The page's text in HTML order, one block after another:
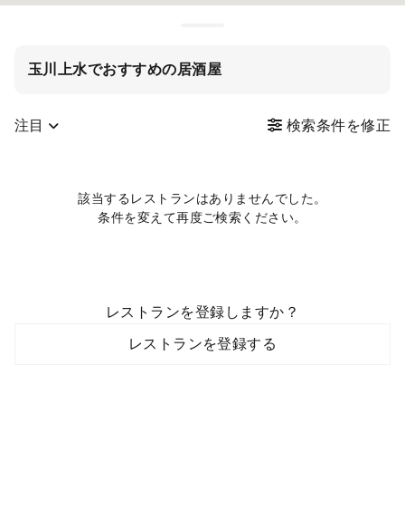
玉川上水でおすすめの居酒屋
注目 検索条件を修正
該当するレストランはありませんでした。
条件を変えて再度ご検索ください。
レストランを登録しますか？
レストランを登録する